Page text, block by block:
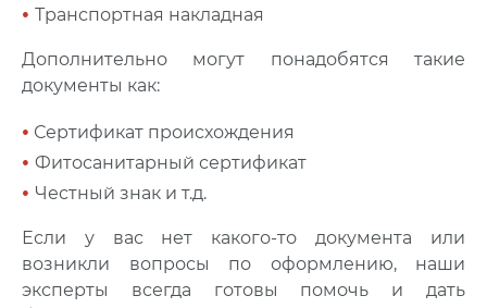
• Транспортная накладная
Дополнительно могут понадобятся такие
документы как:
• Сертификат происхождения
• Фитосанитарный сертификат
• Честный знак и т.д.
Если у вас нет какого-то документа или
возникли вопросы по оформлению, наши
эксперты всегда готовы помочь и дать